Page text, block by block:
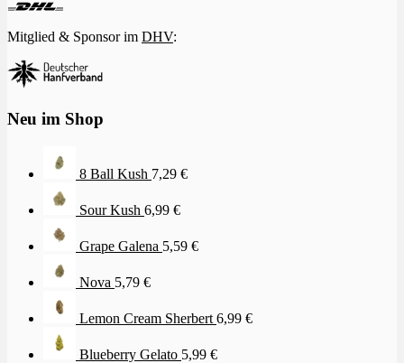
Mitglied & Sponsor im DHV:
Neu im Shop
8 Ball Kush 7,29 €
Sour Kush 6,99 €
Grape Galena 5,59 €
Nova 5,79 €
Lemon Cream Sherbert 6,99 €
Blueberry Gelato 5,99 €